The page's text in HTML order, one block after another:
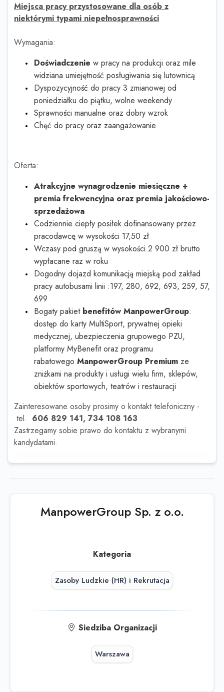
Miejsca pracy przystosowane dla osób z
niektórymi typami niepełnosprawności
Wymagania:
Doświadczenie w pracy na produkcji oraz mile
widziana umiejętność posługiwania się lutownicą
Dyspozycyjność do pracy 3 zmianowej od
poniedziałku do piątku, wolne weekendy
Sprawności manualne oraz dobry wzrok
Chęć do pracy oraz zaangażowanie
Oferta:
Atrakcyjne wynagrodzenie miesięczne +
premia frekwencyjna oraz premia jakościowo-
sprzedażowa
Codziennie ciepły posiłek dofinansowany przez
pracodawcę w wysokości 17,50 zł
Wczasy pod gruszą w wysokości 2 900 zł brutto
wypłacane raz w roku
Dogodny dojazd komunikacją miejską pod zakład
pracy autobusami linii :197, 280, 692, 693, 259, 57,
699
Bogaty pakietbenefitów ManpowerGroup:
dostęp do karty MultiSport, prywatnej opieki
medycznej, ubezpieczenia grupowego PZU,
platformy MyBenefit oraz programu
rabatowego ManpowerGroup Premium ze
zniżkami na produkty i usługi wielu firm, sklepów,
obiektów sportowych, teatrów i restauracji
Zainteresowane osoby prosimy o kontakt telefoniczny -
tel. 606 829 141, 734 108 163
Zastrzegamy sobie prawo do kontaktu z wybranymi
kandydatami.
ManpowerGroup Sp. z o.o.
Kategoria
Zasoby Ludzkie (HR) i Rekrutacja
Siedziba Organizacji
Warszawa